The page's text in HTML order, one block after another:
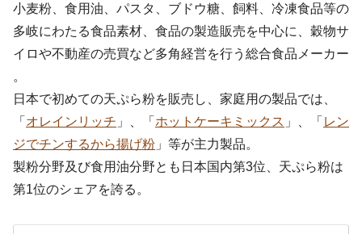
小麦粉、食用油、パスタ、ブドウ糖、飼料、冷凍食品等の
多岐にわたる食品素材、食品の製造販売を中心に、穀物サ
イロや不動産の売買など多角経営を行う総合食品メーカー
。
日本で初めての天ぷら粉を販売し、家庭用の製品では、
「 オレインリッチ 」、「 ホットケーキミックス 」、「 レン
ジでチンするから揚げ粉 」等が主力製品。
製粉分野及び食用油分野とも日本国内第3位、天ぷら粉は
第1位のシェアを誇る。